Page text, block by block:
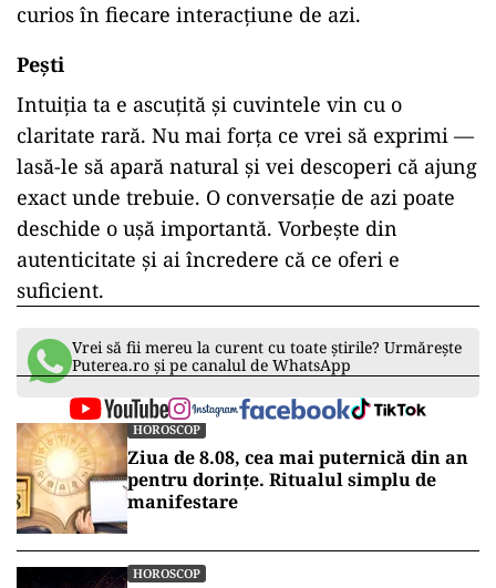
curios în fiecare interacțiune de azi.
Pești
Intuiția ta e ascuțită și cuvintele vin cu o
claritate rară. Nu mai forța ce vrei să exprimi —
lasă-le să apară natural și vei descoperi că ajung
exact unde trebuie. O conversație de azi poate
deschide o ușă importantă. Vorbește din
autenticitate și ai încredere că ce oferi e
suficient.
Vrei să fii mereu la curent cu toate știrile? Urmărește
Puterea.ro și pe canalul de WhatsApp
HOROSCOP
Ziua de 8.08, cea mai puternică din an
pentru dorințe. Ritualul simplu de
manifestare
HOROSCOP